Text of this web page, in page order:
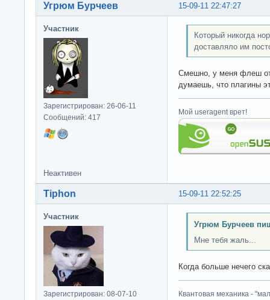
15-09-11 22:47:27
Угрюм Бурчеев
Участник
Зарегистрирован: 26-06-11
Сообщений: 417
Который никогда
доставляло им
Смешно, у меня флеш
думаешь, что плагины
Мой useragent врет!
Неактивен
15-09-11 22:52:25
Tiphon
Участник
Зарегистрирован: 08-07-10
Угрюм Бурчеев
Мне тебя жаль...
Когда больше нечего
Квантовая механика -